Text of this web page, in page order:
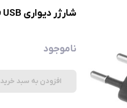
شارژر دیواری USB فیلیپس ULTRA FAST مدل DLP2502
ناموجود
افزودن به سبد خرید